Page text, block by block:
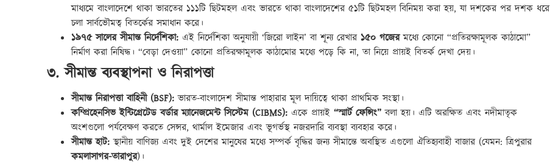
মাধ্যমে বাংলাদেশে থাকা ভারতের ১১১টি ছিটমহল এবং ভারতে থাকা বাংলাদেশের ৫১টি ছিটমহল বিনিময় করা হয়, যা দশকের পর দশক ধরে
চলা সার্বভৌমত্ব বিতর্কের সমাধান করে।
১৯৭৫ সালের সীমান্ত নির্দেশিকা: এই নির্দেশিকা অনুযায়ী ‘জিরো লাইন’ বা শূন্য রেখার ১৫০ গজেরমধ্যে কোনো “প্রতিরক্ষামূলক কাঠামো”
নির্মাণ করা নিষিদ্ধ। “বেড়া দেওয়া” কোনো প্রতিরক্ষামূলক কাঠামোর মধ্যে পড়ে কি না, তা নিয়ে প্রায়ই বিতর্ক দেখা দেয়।
৩. সীমান্ত ব্যবস্থাপনা ও নিরাপত্তা
সীমান্ত নিরাপত্তা বাহিনী (BSF): ভারত-বাংলাদেশ সীমান্ত পাহারার মূল দায়িত্বে থাকা প্রাথমিক সংস্থা।
কম্প্রিহেনসিভ ইন্টিগ্রেটেড বর্ডার ম্যানেজমেন্ট সিস্টেম (CIBMS): একে প্রায়ই “স্মার্ট ফেন্সিং” বলা হয়। এটি অরক্ষিত এবং নদীমাতৃক
অংশগুলো পর্যবেক্ষণ করতে সেন্সর, থার্মাল ইমেজার এবং ভূগর্ভস্থ নজরদারি ব্যবস্থা ব্যবহার করে।
সীমান্ত হাট: স্থানীয় বাণিজ্য এবং দুই দেশের মানুষের মধ্যে সম্পর্ক বৃদ্ধির জন্য সীমান্তে অবস্থিত এগুলো ঐতিহ্যবাহী বাজার (যেমন: ত্রিপুরার
কমলাসাগর-তারাপুর)।